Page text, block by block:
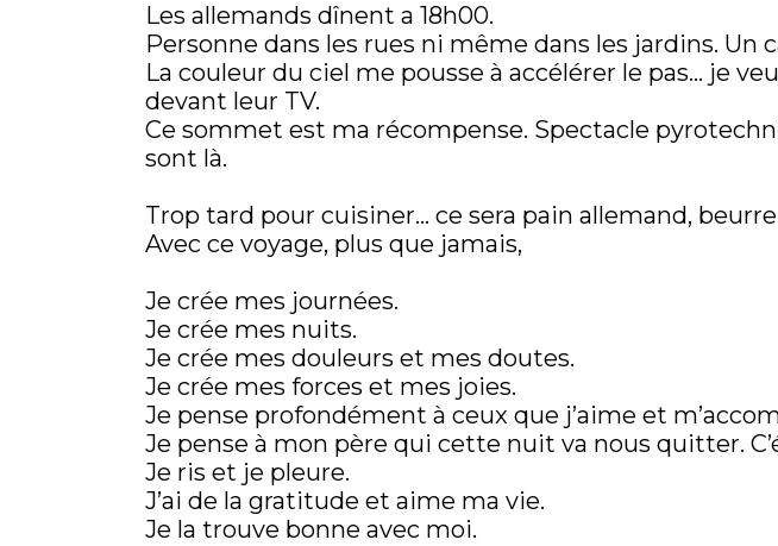
Les allemands dînent a 18h00.
Personne dans les rues ni même dans les jardins. Un
La couleur du ciel me pousse à accélérer le pas… je
devant leur TV.
Ce sommet est ma récompense. Spectacle
sont là.
Trop tard pour cuisiner… ce sera pain allemand,
Avec ce voyage, plus que jamais,
Je crée mes journées.
Je crée mes nuits.
Je crée mes douleurs et mes doutes.
Je crée mes forces et mes joies.
Je pense profondément à ceux que j’aime et
Je pense à mon père qui cette nuit va nous quitter.
Je ris et je pleure.
J’ai de la gratitude et aime ma vie.
Je la trouve bonne avec moi.